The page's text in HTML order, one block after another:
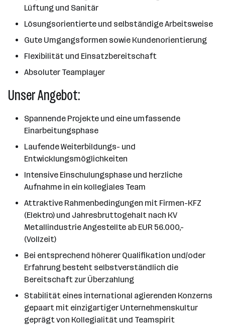
Lüftung und Sanitär
Lösungsorientierte und selbständige Arbeitsweise
Gute Umgangsformen sowie Kundenorientierung
Flexibilität und Einsatzbereitschaft
Absoluter Teamplayer
Unser Angebot:
Spannende Projekte und eine umfassende
Einarbeitungsphase
Laufende Weiterbildungs- und
Entwicklungsmöglichkeiten
Intensive Einschulungsphase und herzliche
Aufnahme in ein kollegiales Team
Attraktive Rahmenbedingungen mit Firmen-KFZ
(Elektro) und Jahresbruttogehalt nach KV
Metallindustrie Angestellte ab EUR 56.000,-
(Vollzeit)
Bei entsprechend höherer Qualifikation und/oder
Erfahrung besteht selbstverständlich die
Bereitschaft zur Überzahlung
Stabilität eines international agierenden Konzerns
gepaart mit einzigartiger Unternehmenskultur
geprägt von Kollegialität und Teamspirit